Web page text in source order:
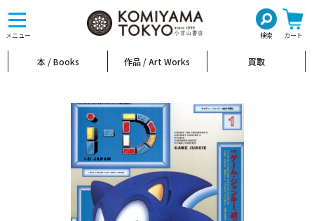
メニュー 検索 カート
toggle
navigation
本 / Books 作品 / Art Works 買取